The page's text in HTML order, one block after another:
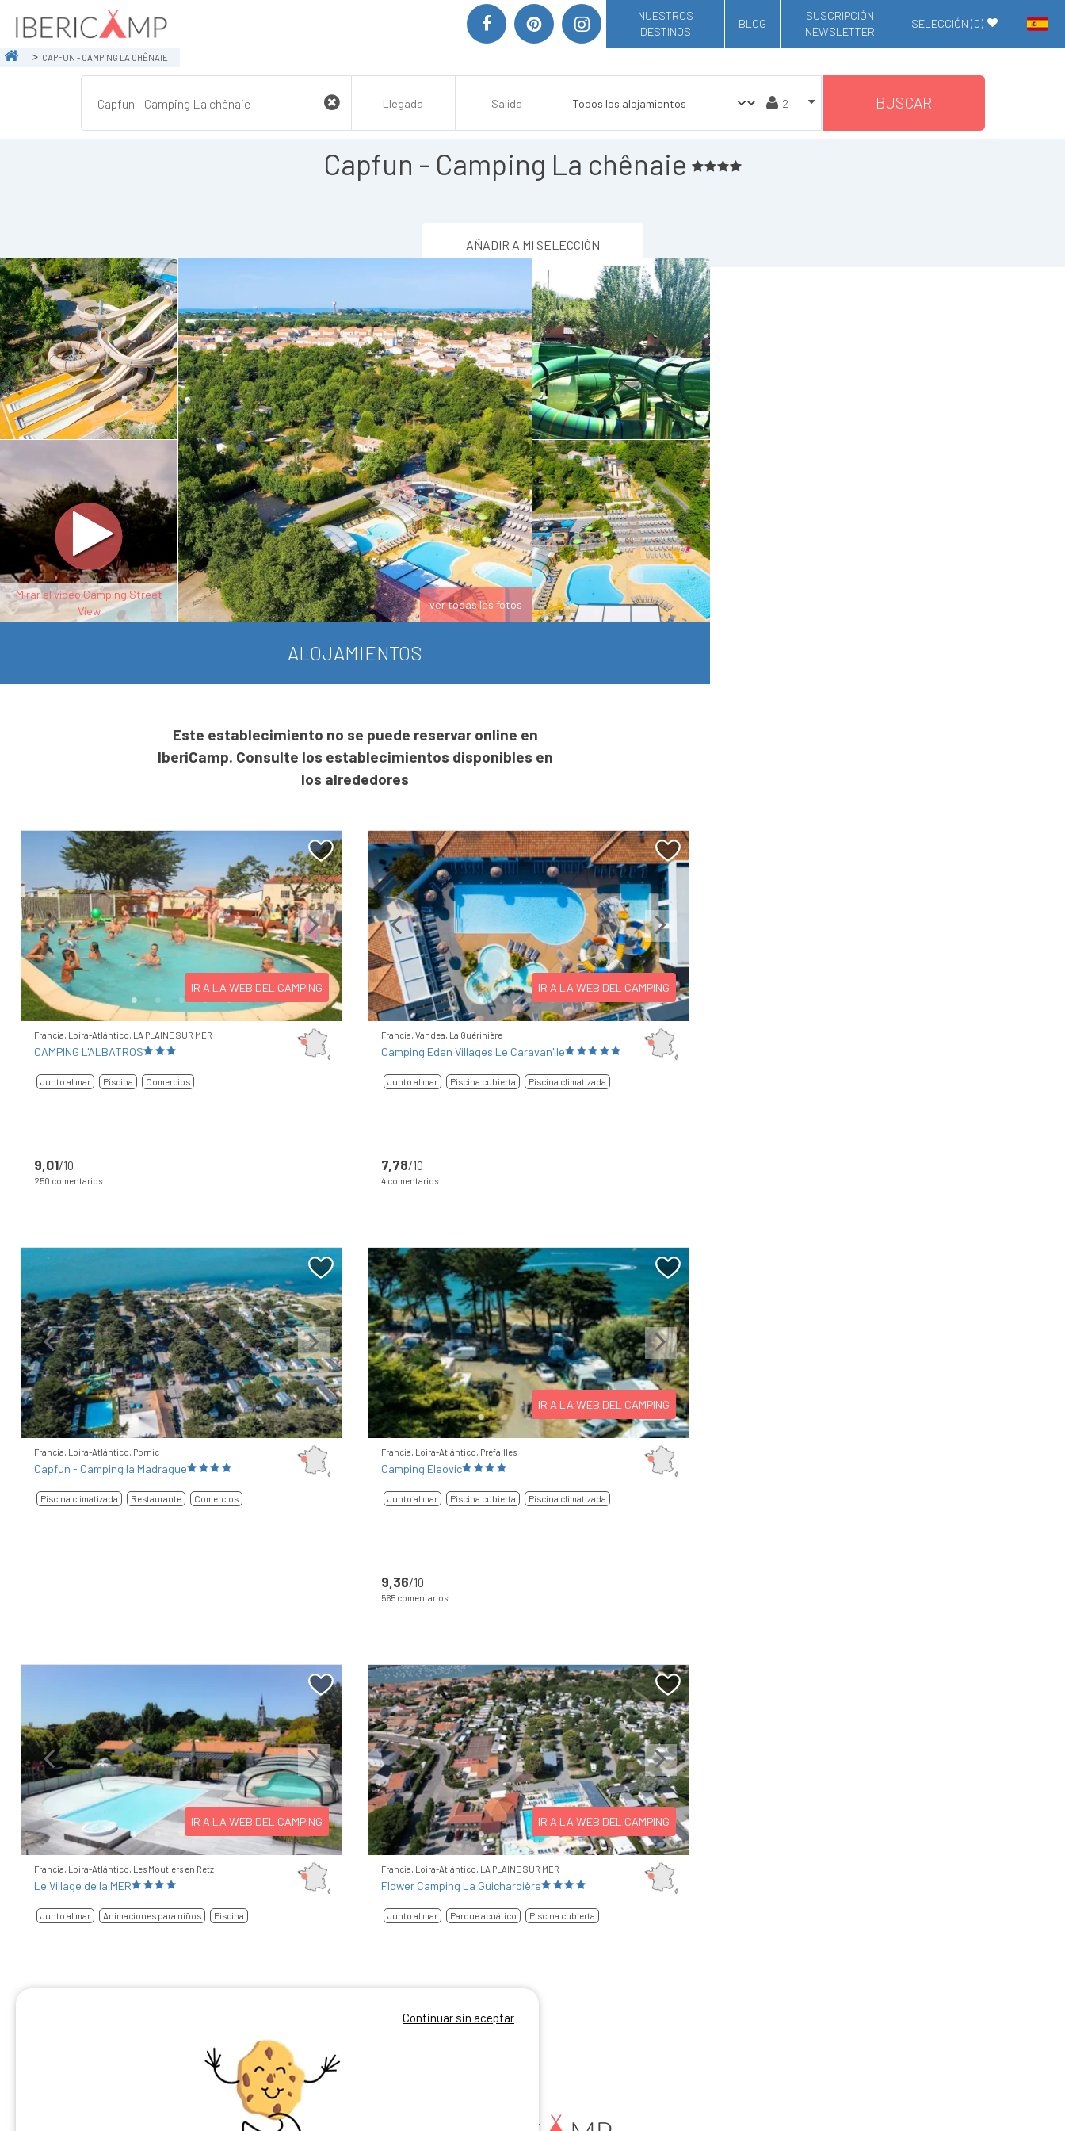
NUESTROS
DESTINOS
BLOG
SUSCRIPCIÓN
NEWSLETTER
SELECCIÓN (0)
CAPFUN - CAMPING LA CHÊNAIE
BUSCAR
Capfun - Camping La chênaie
AÑADIR A MI SELECCIÓN
Mirar el video Camping Street
View
ver todas las fotos
ALOJAMIENTOS
Este establecimiento no se puede reservar online en
IberiCamp. Consulte los establecimientos disponibles en
los alrededores
Previous Next
IR A LA WEB DEL CAMPING
Francia, Loira-Atlántico, LA PLAINE SUR MER
CAMPING L'ALBATROS
Junto al mar Piscina Comercios
9,01/10
250 comentarios
Previous Next
IR A LA WEB DEL CAMPING
Francia, Vandea, La Guérinière
Camping Eden Villages Le Caravan'Ile
Junto al mar Piscina cubierta Piscina climatizada
7,78/10
4 comentarios
Previous Next
Francia, Loira-Atlántico, Pornic
Capfun - Camping la Madrague
Piscina climatizada Restaurante Comercios
Previous Next
IR A LA WEB DEL CAMPING
Francia, Loira-Atlántico, Préfailles
Camping Eleovic
Junto al mar Piscina cubierta Piscina climatizada
9,36/10
565 comentarios
Previous Next
IR A LA WEB DEL CAMPING
Francia, Loira-Atlántico, Les Moutiers en Retz
Le Village de la MER
Junto al mar Animaciones para niños Piscina
Previous Next
IR A LA WEB DEL CAMPING
Francia, Loira-Atlántico, LA PLAINE SUR MER
Flower Camping La Guichardière
Junto al mar Parque acuático Piscina cubierta
67 comentarios
Continuar sin aceptar